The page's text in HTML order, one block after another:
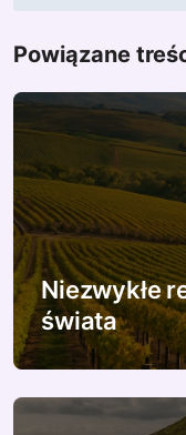
g
a
c
j
a
w
p
i
Powiązane
Niezwykłe
świata